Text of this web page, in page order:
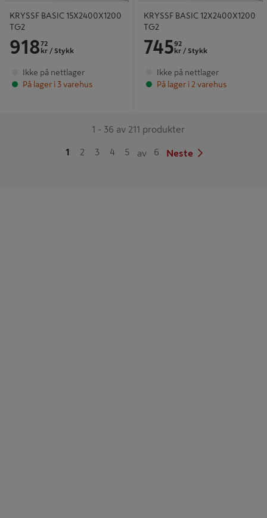
KRYSSF BASIC 15X2400X1200
TG2
91872
kr / Stykk
Ikke på nettlager
På lager i 3 varehus
KRYSSF BASIC 12X2400X1200
TG2
74592
kr / Stykk
Ikke på nettlager
På lager i 2 varehus
1 - 36 av 211 produkter
1 2 3 4 5 av 6 Neste